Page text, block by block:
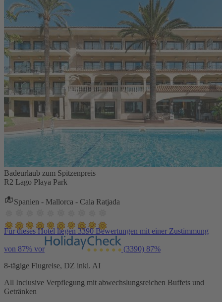
Badeurlaub zum Spitzenpreis
R2 Lago Playa Park
Spanien - Mallorca - Cala Ratjada
Für dieses Hotel liegen 3390 Bewertungen mit einer Zustimmung
von 87% vor (3390) 87%
8-tägige Flugreise, DZ inkl. AI
All Inclusive Verpflegung mit abwechslungsreichen Buffets und
Getränken